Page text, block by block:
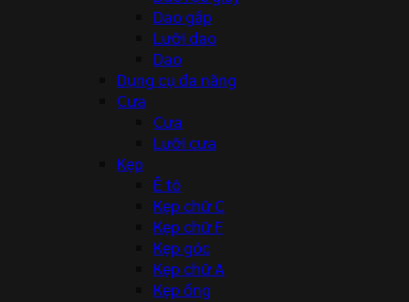
Dao gấp
Lưỡi dao
Dao
Dụng cụ đa năng
Cưa
Cưa
Lưỡi cưa
Kẹp
Ê tô
Kẹp chữ C
Kẹp chữ F
Kẹp góc
Kẹp chữ A
Kẹp ống